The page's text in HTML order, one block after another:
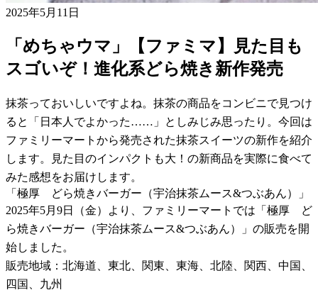
2025年5月11日
「めちゃウマ」【ファミマ】見た目も
スゴいぞ！進化系どら焼き新作発売
抹茶っておいしいですよね。抹茶の商品をコンビニで見つけ
ると「日本人でよかった……」としみじみ思ったり。今回は
ファミリーマートから発売された抹茶スイーツの新作を紹介
します。見た目のインパクトも大！の新商品を実際に食べて
みた感想をお届けします。
「極厚 どら焼きバーガー（宇治抹茶ムース&つぶあん）」
2025年5月9日（金）より、ファミリーマートでは「極厚 ど
ら焼きバーガー（宇治抹茶ムース&つぶあん）」の販売を開
始しました。
販売地域：北海道、東北、関東、東海、北陸、関西、中国、
四国、九州